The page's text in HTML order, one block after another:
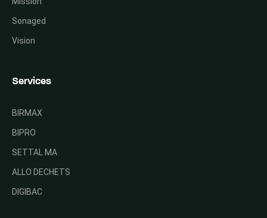
Sonaged
Vision
Services
BIRMAX
BIPRO
SETTAL MA
ALLO DECHETS
DIGIBAC